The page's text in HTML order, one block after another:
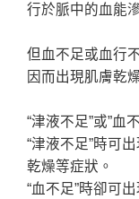
行於脈中的血能
但血不足或血行
因而出現肌膚乾
“津液不足”或”血
“津液不足”時可
乾燥等症狀。
“血不足”時卻可